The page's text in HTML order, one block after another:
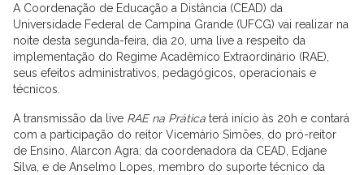
A Coordenação de Educação a Distância (CEAD) da
Universidade Federal de Campina Grande (UFCG) vai realizar na
noite desta segunda-feira, dia 20, uma live a respeito da
implementação do Regime Acadêmico Extraordinário (RAE),
seus efeitos administrativos, pedagógicos, operacionais e
técnicos.
A transmissão da live RAE na Prática terá início às 20h e contará
com a participação do reitor Vicemário Simões, do pró-reitor
de Ensino, Alarcon Agra; da coordenadora da CEAD, Edjane
Silva, e de Anselmo Lopes, membro do suporte técnico da